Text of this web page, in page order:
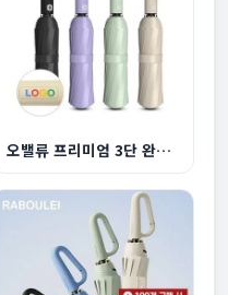
오밸류 프리미엄 3단 완전자동 양우산